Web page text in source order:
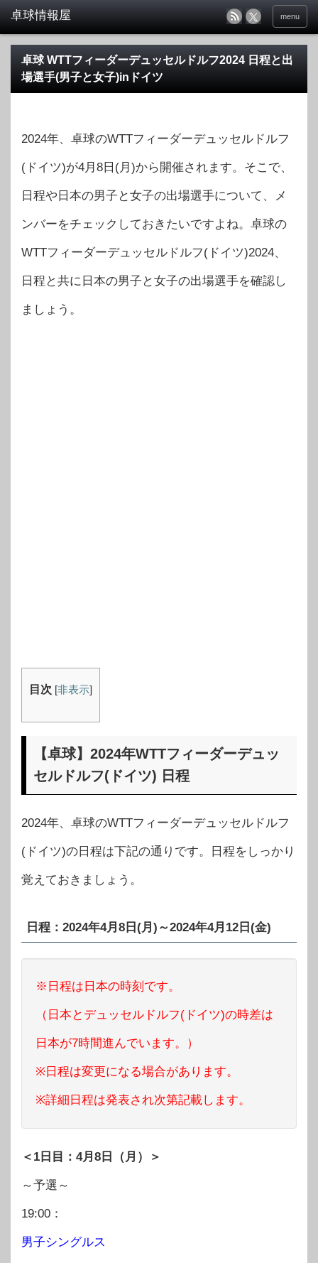
menu
卓球 WTTフィーダーデュッセルドルフ2024 日程と出
場選手(男子と女子)inドイツ
2024年、卓球のWTTフィーダーデュッセルドルフ
(ドイツ)が4月8日(月)から開催されます。そこで、
日程や日本の男子と女子の出場選手について、メ
ンバーをチェックしておきたいですよね。卓球の
WTTフィーダーデュッセルドルフ(ドイツ)2024、
日程と共に日本の男子と女子の出場選手を確認し
ましょう。
目次 [非表示]
【卓球】2024年WTTフィーダーデュッ
セルドルフ(ドイツ) 日程
2024年、卓球のWTTフィーダーデュッセルドルフ
(ドイツ)の日程は下記の通りです。日程をしっかり
覚えておきましょう。
日程：2024年4月8日(月)～2024年4月12日(金)
※日程は日本の時刻です。
（日本とデュッセルドルフ(ドイツ)の時差は
日本が7時間進んでいます。）
※日程は変更になる場合があります。
※詳細日程は発表され次第記載します。
＜1日目：4月8日（月）＞
～予選～
19:00：
男子シングルス